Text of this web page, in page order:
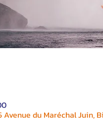
Avenue du Maréchal Juin,